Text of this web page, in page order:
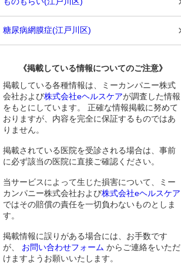
糖尿病網膜症(江戸川区)
《掲載している情報についてのご注意》
掲載している各種情報は、ミーカンパニー株式
会社および株式会社eヘルスケアが調査した情報
をもとにしています。 正確な情報掲載に努めて
おりますが、内容を完全に保証するものではあ
りません。
掲載されている医院を受診される場合は、事前
に必ず該当の医院に直接ご確認ください。
当サービスによって生じた損害について、ミー
カンパニー株式会社および株式会社eヘルスケア
ではその賠償の責任を一切負わないものとしま
す。
掲載情報に誤りがある場合には、お手数です
が、
お問い合わせフォーム からご連絡をいただ
けますようお願いいたします。